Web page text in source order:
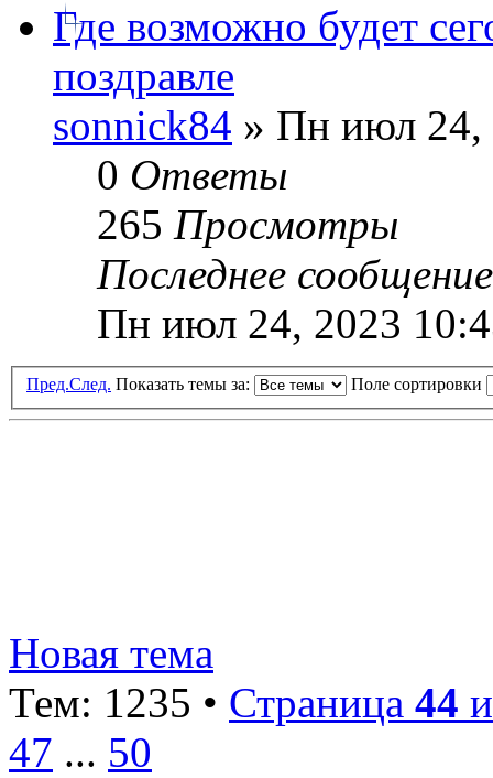
Где возможно будет
поздравле
sonnick84 » Пн июл 24,
0 Ответы
265 Просмотры
Последнее
Пн июл 24, 2023
Пред.След. Показать темы за: Поле сортировки
Новая тема
Тем: 1235 • Страница 44
47 ... 50